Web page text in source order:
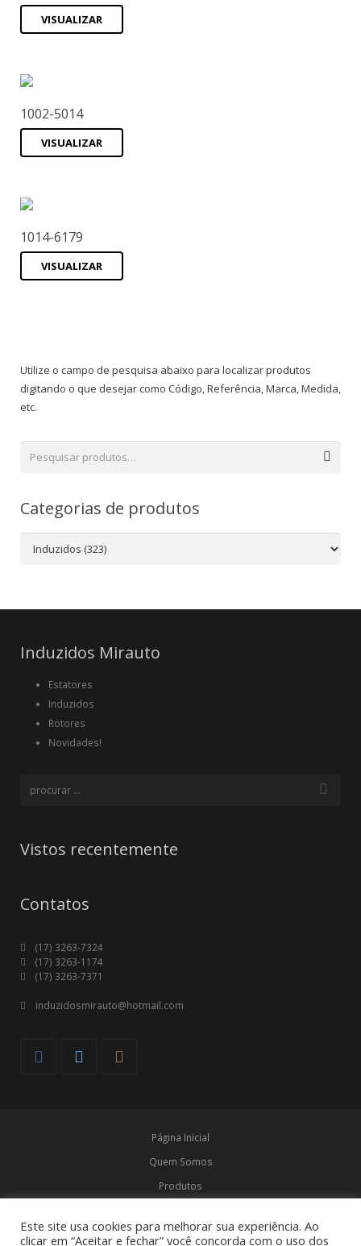
VISUALIZAR
1002-5014
VISUALIZAR
1014-6179
VISUALIZAR
Utilize o campo de pesquisa abaixo para localizar produtos
digitando o que desejar como Código, Referência, Marca, Medida,
etc.
Categorias de produtos
Induzidos Mirauto
Estatores
Induzidos
Rotores
Novidades!
Vistos recentemente
Contatos
(17) 3263-7324
(17) 3263-1174
(17) 3263-7371
induzidosmirauto@hotmail.com
Página Inicial
Quem Somos
Produtos
Contato
Este site usa cookies para melhorar sua experiência. Ao
clicar em “Aceitar e fechar” você concorda com o uso dos